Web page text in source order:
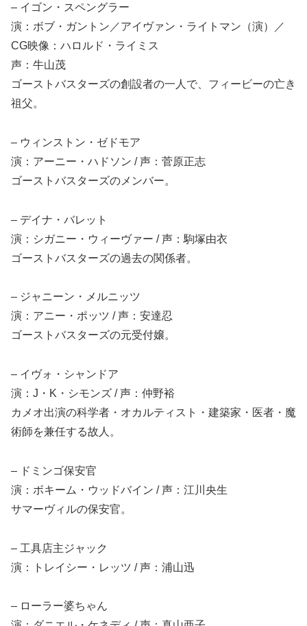
– イゴン・スペングラー
演：ボブ・ガントン／アイヴァン・ライトマン（演）／
CG映像：ハロルド・ライミス
声：牛山茂
ゴーストバスターズの創設者の一人で、フィービーの亡き
祖父。
– ウィンストン・ゼドモア
演：アーニー・ハドソン / 声：菅原正志
ゴーストバスターズのメンバー。
– デイナ・バレット
演：シガニー・ウィーヴァー / 声：駒塚由衣
ゴーストバスターズの過去の関係者。
– ジャニーン・メルニッツ
演：アニー・ポッツ / 声：安達忍
ゴーストバスターズの元受付嬢。
– イヴォ・シャンドア
演：J・K・シモンズ / 声：仲野裕
カメオ出演の科学者・オカルティスト・建築家・医者・魔
術師を兼任する故人。
– ドミンゴ保安官
演：ボキーム・ウッドバイン / 声：江川央生
サマーヴィルの保安官。
– 工具店主ジャック
演：トレイシー・レッツ / 声：浦山迅
– ローラー婆ちゃん